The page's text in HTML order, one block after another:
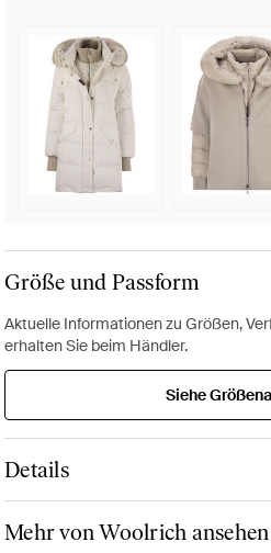
Größe und Passform
Aktuelle Informationen zu Größen,
erhalten Sie beim Händler.
Siehe
Details
Mehr von Woolrich ansehen